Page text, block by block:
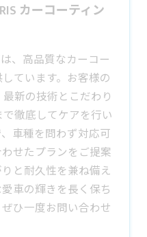
カーコーティン
、高品質なカーコー
ています。お客様の
新の技術とこだわり
徹底してケアを行い
車種を問わず対応可
せたプランをご提案
と耐久性を兼ね備え
車の輝きを長く保ち
ひ一度お問い合わせ